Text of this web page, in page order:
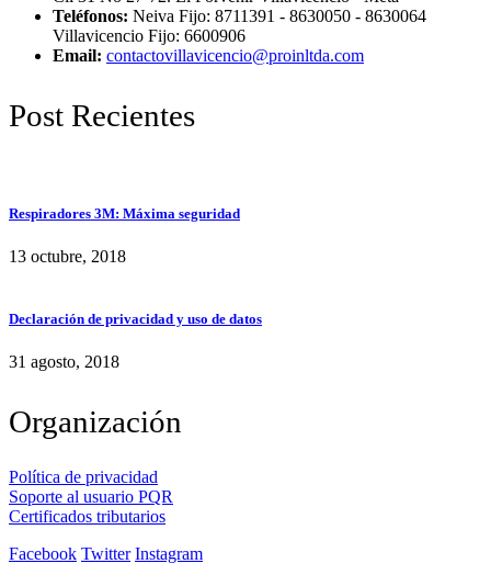
Teléfonos: Neiva Fijo: 8711391 - 8630050 - 8630064
Villavicencio Fijo: 6600906
Email: contactovillavicencio@proinltda.com
Post Recientes
Respiradores 3M: Máxima seguridad
13 octubre, 2018
Declaración de privacidad y uso de datos
31 agosto, 2018
Organización
Política de privacidad
Soporte al usuario PQR
Certificados tributarios
Facebook Twitter Instagram